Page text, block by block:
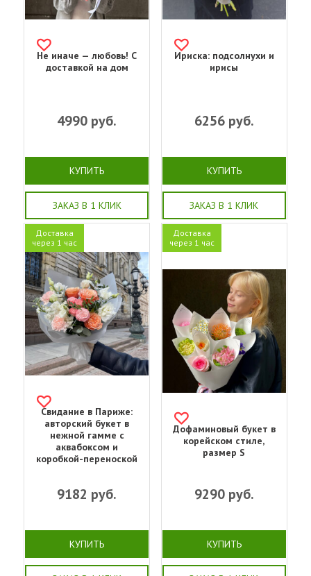
Не иначе — любовь! С
доставкой на дом
4990 руб.
КУПИТЬ
ЗАКАЗ В 1 КЛИК
Ириска: подсолнухи и
ирисы
6256руб.
КУПИТЬ
ЗАКАЗ В 1 КЛИК
Доставка
через 1 час
Свидание в Париже:
авторский букет в
нежной гамме с
аквабоксом и
коробкой-переноской
9182 руб.
КУПИТЬ
Доставка
через 1 час
Дофаминовый букет в
корейском стиле,
размер S
9290руб.
КУПИТЬ